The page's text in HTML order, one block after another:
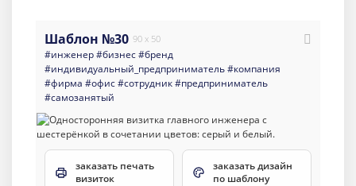
Шаблон №30 90 x 50
#инженер#бизнес#бренд
#индивидуальный_предприниматель#компания
#фирма #офис#сотрудник#предприниматель
#самозанятый
заказать печать
визиток
заказать дизайн
по шаблону